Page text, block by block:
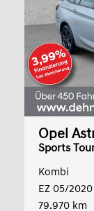
Opel
Sports
Kombi
EZ 05/2020
79.970 km